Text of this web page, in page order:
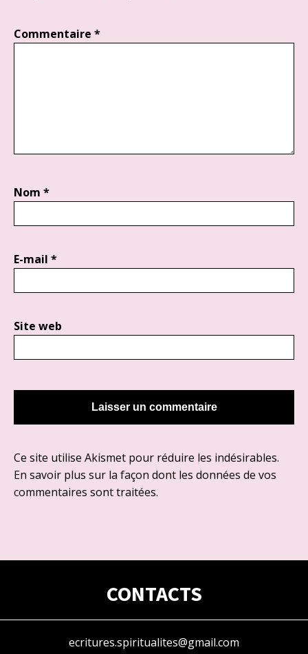
Commentaire *
Nom *
E-mail *
Site web
Ce site utilise Akismet pour réduire les indésirables.
En savoir plus sur la façon dont les données de vos
commentaires sont traitées.
CONTACTS
ecritures.spiritualites@gmail.com